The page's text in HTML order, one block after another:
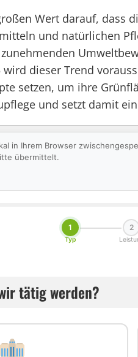
Wert darauf, dass
und natürlichen
wird dieser Trend
setzen, um ihre
und setzt damit
in Ihrem Browser
übermittelt.
1
Typ
2
tätig werden?